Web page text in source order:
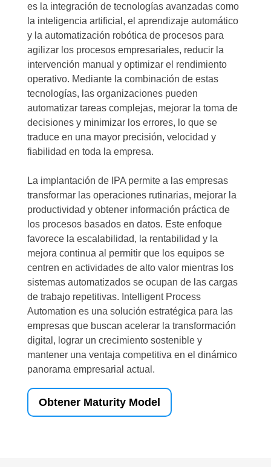
es la integración de tecnologías avanzadas como
la inteligencia artificial, el aprendizaje automático
y la automatización robótica de procesos para
agilizar los procesos empresariales, reducir la
intervención manual y optimizar el rendimiento
operativo. Mediante la combinación de estas
tecnologías, las organizaciones pueden
automatizar tareas complejas, mejorar la toma de
decisiones y minimizar los errores, lo que se
traduce en una mayor precisión, velocidad y
fiabilidad en toda la empresa.
La implantación de IPA permite a las empresas
transformar las operaciones rutinarias, mejorar la
productividad y obtener información práctica de
los procesos basados en datos. Este enfoque
favorece la escalabilidad, la rentabilidad y la
mejora continua al permitir que los equipos se
centren en actividades de alto valor mientras los
sistemas automatizados se ocupan de las cargas
de trabajo repetitivas. Intelligent Process
Automation es una solución estratégica para las
empresas que buscan acelerar la transformación
digital, lograr un crecimiento sostenible y
mantener una ventaja competitiva en el dinámico
panorama empresarial actual.
Obtener Maturity Model